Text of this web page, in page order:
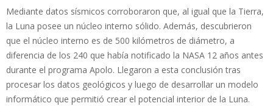
Mediante datos sísmicos corroboraron que, al igual que la Tierra,
la Luna posee un núcleo interno sólido. Además, descubrieron
que el núcleo interno es de 500 kilómetros de diámetro, a
diferencia de los 240 que había notificado la NASA 12 años antes
durante el programa Apolo. Llegaron a esta conclusión tras
procesar los datos geológicos y luego de desarrollar un modelo
informático que permitió crear el potencial interior de la Luna.